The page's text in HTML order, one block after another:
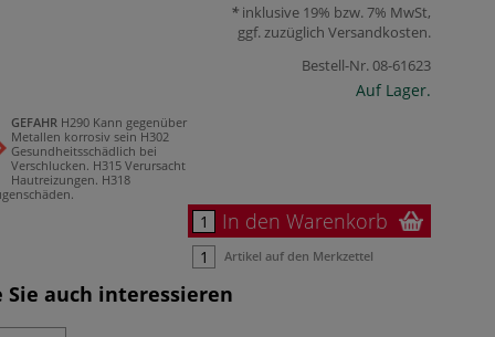
inklusive 19% bzw. 7% MwSt,
ggf. zuzüglich Versandkosten.
Bestell-Nr.08-61623
Auf Lager.
GEFAHR H290 Kann gegenüber
Metallen korrosiv sein H302
Gesundheitsschädlich bei
Verschlucken. H315 Verursacht
Hautreizungen. H318
In den Warenkorb
Artikel auf den Merkzettel
Sie auch interessieren